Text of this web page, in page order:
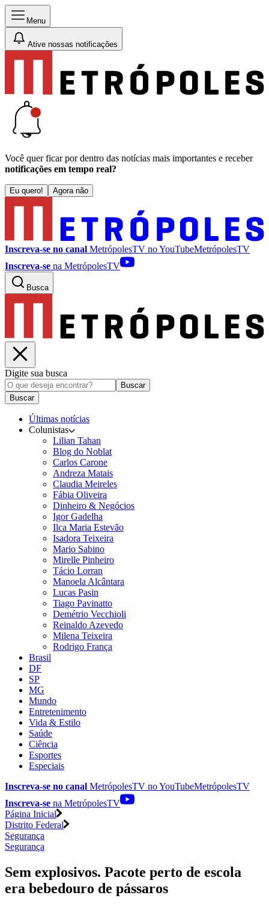
Menu
Ative nossas notificações
Você quer ficar por dentro das notícias mais importantes e receber
notificações em tempo real?
Eu quero! Agora não
Inscreva-se no canal MetrópolesTV noYouTubeMetrópolesTV
Inscreva-se na MetrópolesTV
Busca
Digite sua busca
Buscar
Buscar
Últimas notícias
Colunistas
Lilian Tahan
Blog do Noblat
Carlos Carone
Andreza Matais
Claudia Meireles
Fábia Oliveira
Dinheiro & Negócios
Igor Gadelha
Ilca Maria Estevão
Isadora Teixeira
Mario Sabino
Mirelle Pinheiro
Tácio Lorran
Manoela Alcântara
Lucas Pasin
Tiago Pavinatto
Demétrio Vecchioli
Reinaldo Azevedo
Milena Teixeira
Rodrigo França
Brasil
DF
SP
MG
Mundo
Entretenimento
Vida & Estilo
Saúde
Ciência
Esportes
Especiais
Inscreva-se no canal MetrópolesTV noYouTubeMetrópolesTV
Inscreva-se na MetrópolesTV
Página Inicial
Distrito Federal
Segurança
Segurança
Sem explosivos. Pacote perto de escola
era bebedouro de pássaros